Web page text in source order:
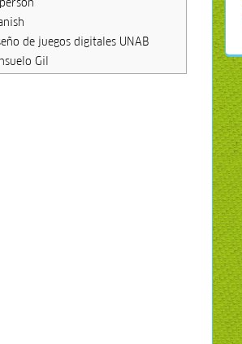
de juegos digitales UNAB
Gil